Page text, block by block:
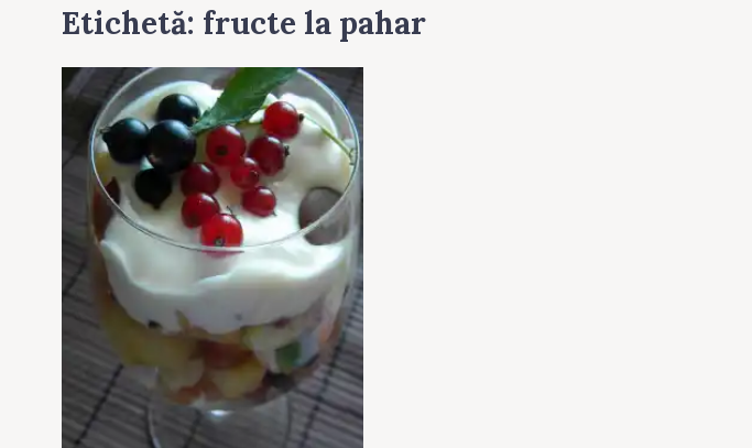
Etichetă: fructe la pahar